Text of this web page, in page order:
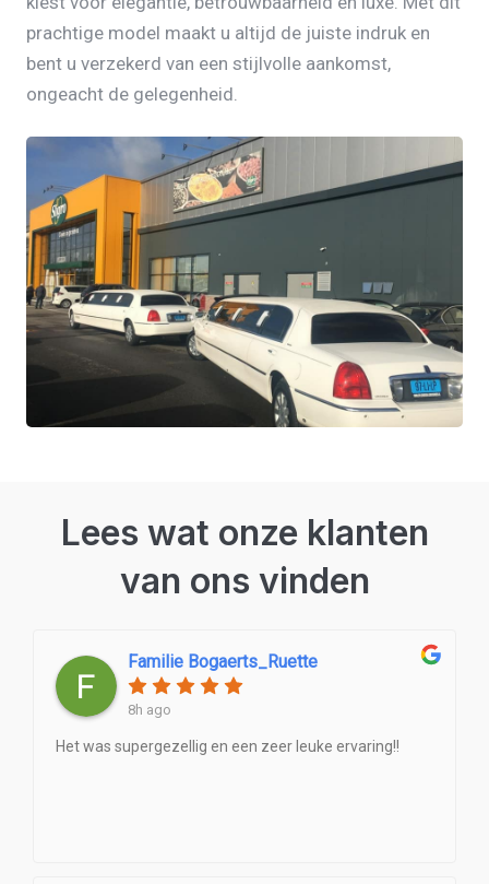
prachtige model maakt u altijd de juiste indruk en
bent u verzekerd van een stijlvolle aankomst,
ongeacht de gelegenheid.
Lees wat onze klanten
van ons vinden
Familie Bogaerts_Ruette
8h ago
Het was supergezellig en een zeer leuke ervaring!!